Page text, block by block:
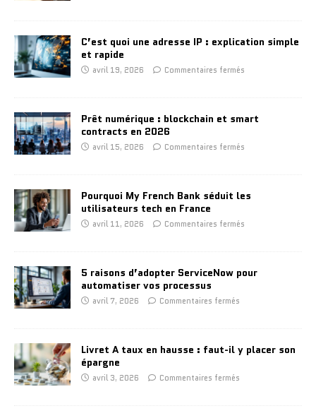
C’est quoi une adresse IP : explication simple
et rapide
avril 19, 2026 Commentaires fermés
Prêt numérique : blockchain et smart
contracts en 2026
avril 15, 2026 Commentaires fermés
Pourquoi My French Bank séduit les
utilisateurs tech en France
avril 11, 2026 Commentaires fermés
5 raisons d’adopter ServiceNow pour
automatiser vos processus
avril 7, 2026 Commentaires fermés
Livret A taux en hausse : faut-il y placer son
épargne
avril 3, 2026 Commentaires fermés